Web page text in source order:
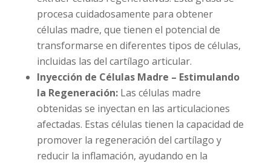
procesa cuidadosamente para obtener
células madre, que tienen el potencial de
transformarse en diferentes tipos de células,
incluidas las del cartílago articular.
Inyección de Células Madre – Estimulando
la Regeneración:Las células madre
obtenidas se inyectan en las articulaciones
afectadas. Estas células tienen la capacidad de
promover la regeneración del cartílago y
reducir la inflamación, ayudando en la